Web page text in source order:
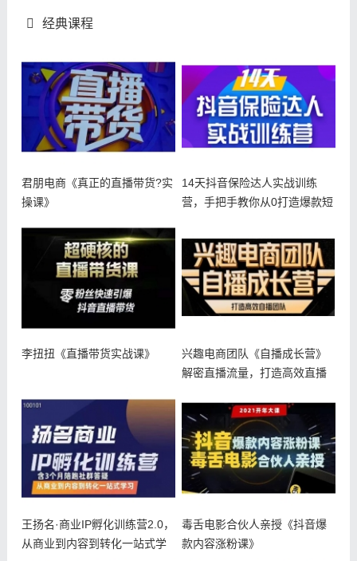
经典课程
君朋电商《真正的直播带货?实
操课》
14天抖音保险达人实战训练
营，手把手教你从0打造爆款短
李扭扭《直播带货实战课》
兴趣电商团队《自播成长营》
解密直播流量，打造高效直播
王扬名·商业IP孵化训练营2.0，
从商业到内容到转化一站式学
毒舌电影合伙人亲授《抖音爆
款内容涨粉课》